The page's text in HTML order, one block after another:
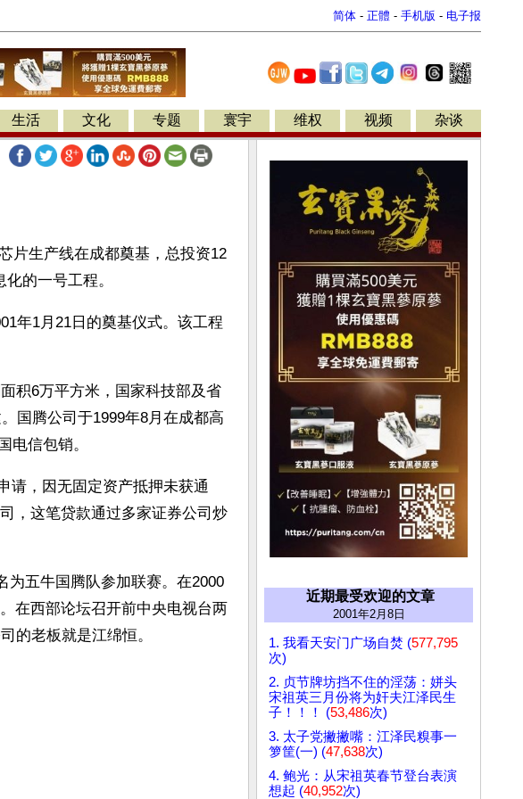
简体 - 正體 - 手机版 - 电子报
生活 文化 专题 寰宇 维权 视频 杂谈
片生产线在成都奠基，总投资12
的一号工程。
年1月21日的奠基仪式。该工程
积6万平方米，国家科技部及省
国腾公司于1999年8月在成都高
电信包销。
请，因无固定资产抵押未获通
，这笔贷款通过多家证券公司炒
为五牛国腾队参加联赛。在2000
在西部论坛召开前中央电视台两
的老板就是江绵恒。
近期最受欢迎的文章
2001年2月8日
1. 我看天安门广场自焚 (577,795
次)
2. 贞节牌坊挡不住的淫荡：姘头
宋祖英三月份将为奸夫江泽民生
子！！！ (53,486次)
3. 太子党撇撇嘴：江泽民糗事一
箩筐(一) (47,638次)
4. 鲍光：从宋祖英春节登台表演
想起 (40,952次)